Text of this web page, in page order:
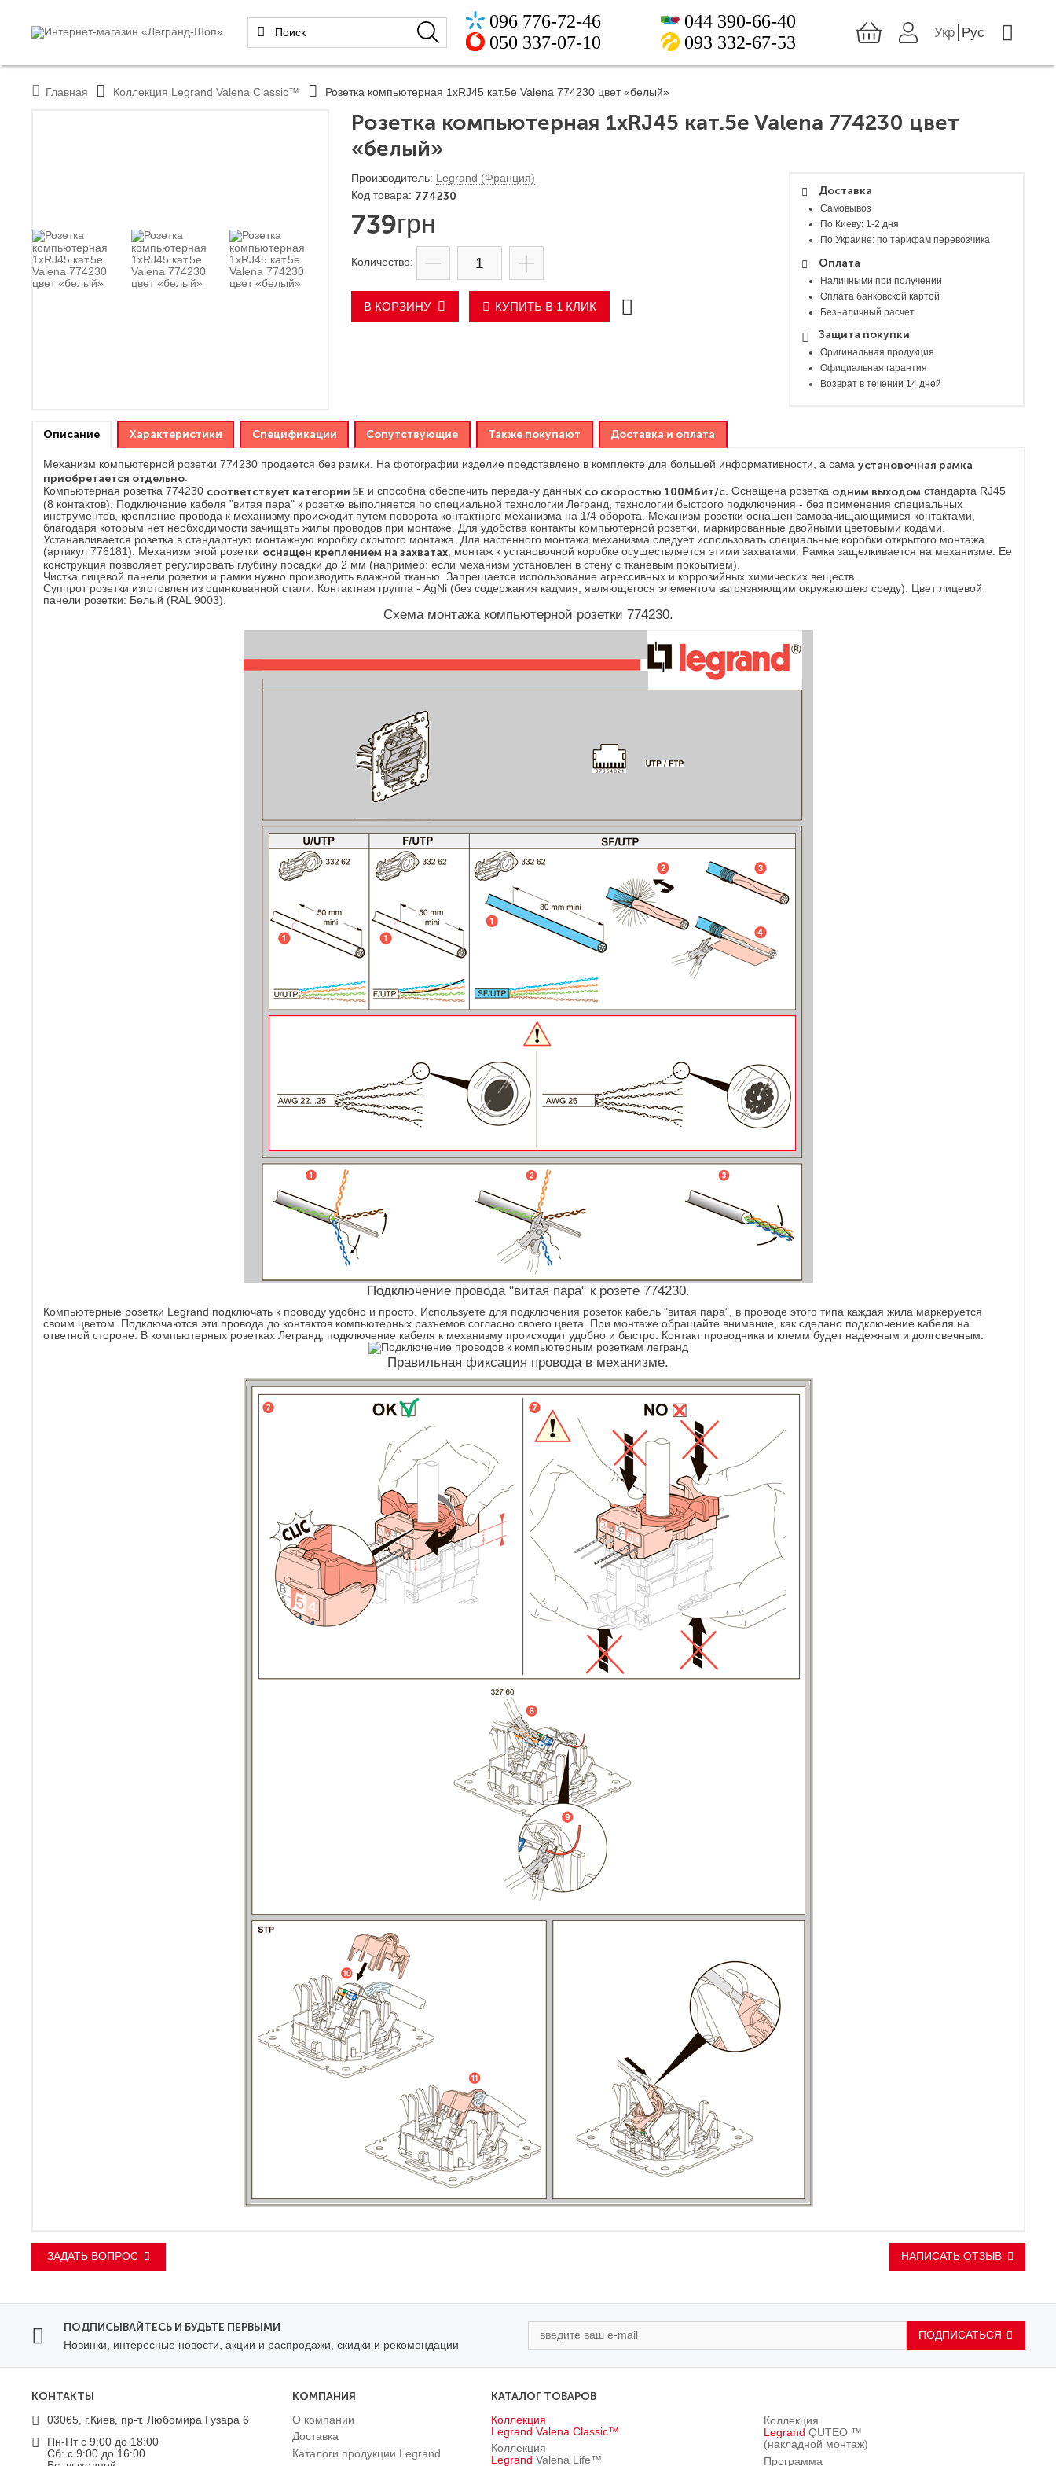
Розетка компьютерная 1xRJ45 кат.5e Valena 774230 цвет
«белый»
Доставка
Самовывоз
По Киеву: 1-2 дня
По Украине: по тарифам перевозчика
Оплата
Наличными при получении
Оплата банковской картой
Безналичный расчет
Защита покупки
Оригинальная продукция
Официальная гарантия
Возврат в течении 14 дней
Legrand (Франция)
774230
739грн
В КОРЗИНУ КУПИТЬ В 1 КЛИК
Описание Характеристики Спецификации Сопутствующие Также покупают Доставка и оплата
Механизм компьютерной розетки 774230 продается без рамки. На фотографии изделие представлено в комплекте для большей информативности, а сама установочная рамка
приобретается отдельно.
Компьютерная розетка 774230 соответствует категории 5Е и способна обеспечить передачу данных со скоростью 100Мбит/с. Оснащена розетка одним выходом стандарта RJ45
(8 контактов). Подключение кабеля "витая пара" к розетке выполняется по специальной технологии Легранд, технологии быстрого подключения - без применения специальных
инструментов, крепление провода к механизму происходит путем поворота контактного механизма на 1/4 оборота. Механизм розетки оснащен самозачищающимися контактами,
благодаря которым нет необходимости зачищать жилы проводов при монтаже. Для удобства контакты компьютерной розетки, маркированные двойными цветовыми кодами.
Устанавливается розетка в стандартную монтажную коробку скрытого монтажа. Для настенного монтажа механизма следует использовать специальные коробки открытого монтажа
(артикул 776181). Механизм этой розетки оснащен креплением на захватах, монтаж к установочной коробке осуществляется этими захватами. Рамка защелкивается на механизме. Ее
конструкция позволяет регулировать глубину посадки до 2 мм (например: если механизм установлен в стену с тканевым покрытием).
Чистка лицевой панели розетки и рамки нужно производить влажной тканью. Запрещается использование агрессивных и коррозийных химических веществ.
Суппрот розетки изготовлен из оцинкованной стали. Контактная группа - AgNi (без содержания кадмия, являющегося элементом загрязняющим окружающею среду). Цвет лицевой
панели розетки: Белый (RAL 9003).
Схема монтажа компьютерной розетки 774230.
Подключение провода "витая пара" к розете 774230.
Компьютерные розетки Legrand подключать к проводу удобно и просто. Используете для подключения розеток кабель "витая пара", в проводе этого типа каждая жила маркеруется
своим цветом. Подключаются эти провода до контактов компьютерных разъемов согласно своего цвета. При монтаже обращайте внимание, как сделано подключение кабеля на
ответной стороне. В компьютерных розетках Легранд, подключение кабеля к механизму происходит удобно и быстро. Контакт проводника и клемм будет надежным и долговечным.
Правильная фиксация провода в механизме.
ЗАДАТЬ ВОПРОС НАПИСАТЬ ОТЗЫВ
096 776-72-46
044 390-66-40
050 337-07-10
093 332-67-53
Укр Рус
Главная Коллекция Legrand Valena Classic™ Розетка компьютерная 1xRJ45 кат.5e Valena 774230 цвет «белый»
ПОДПИСЫВАЙТЕСЬ И БУДЬТЕ ПЕРВЫМИ
Новинки, интересные новости, акции и распродажи, скидки и рекомендации
ПОДПИСАТЬСЯ
КОНТАКТЫ
03065, г.Киев, пр-т. Любомира Гузара 6
Пн-Пт с 9:00 до 18:00
Сб: с 9:00 до 16:00
КОМПАНИЯ
О компании
Доставка
Каталоги продукции Legrand
КАТАЛОГ ТОВАРОВ
Коллекция
Legrand Valena Classic™
Коллекция
Legrand Valena Life™
Коллекция
Legrand QUTEO ™
(накладной монтаж)
Программа